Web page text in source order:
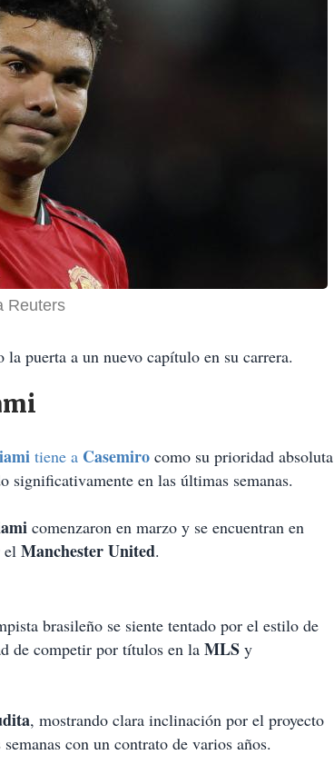
Reuters
puerta a un nuevo capítulo en su carrera.
tiene a Casemiro como su prioridad absoluta
significativamente en las últimas semanas.
comenzaron en marzo y se encuentran en
el Manchester United.
brasileño se siente tentado por el estilo de
de competir por títulos en la MLS y
, mostrando clara inclinación por el proyecto
con un contrato de varios años.